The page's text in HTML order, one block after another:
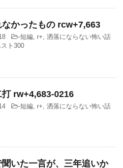
なかったもの rcw+7,663
-短編, r+, 洒落にならない怖い話
ト300
rw+4,683-0216
-短編, r+, 洒落にならない怖い話
いた一言が、三年追いか